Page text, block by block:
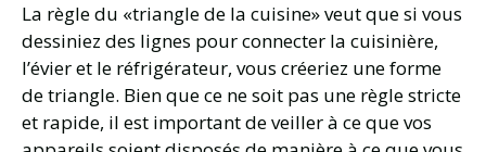
La règle du «triangle de la cuisine» veut que si vous
dessiniez des lignes pour connecter la cuisinière,
l’évier et le réfrigérateur, vous créeriez une forme
de triangle. Bien que ce ne soit pas une règle stricte
et rapide, il est important de veiller à ce que vos